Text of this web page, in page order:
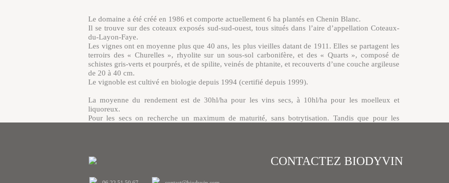
Le domaine a été créé en 1986 et comporte actuellement 6 ha plantés en Chenin Blanc.
Il se trouve sur des coteaux exposés sud-sud-ouest, tous situés dans l’aire d’appellation Coteaux-
du-Layon-Faye.
Les vignes ont en moyenne plus que 40 ans, les plus vieilles datant de 1911. Elles se partagent les
terroirs des « Churelles », rhyolite sur un sous-sol carbonifère, et des « Quarts », composé de
schistes gris-verts et pourprés, et de spilite, veinés de phtanite, et recouverts d’une couche argileuse
de 20 à 40 cm.
Le vignoble est cultivé en biologie depuis 1994 (certifié depuis 1999).
La moyenne du rendement est de 30hl/ha pour les vins secs, à 10hl/ha pour les moelleux et
liquoreux.
Pour les secs on recherche un maximum de maturité, sans botrytisation. Tandis que pour les
Suit un pressurage lent (min. 24h) dans des petits pressoirs verticaux.CONTACTEZ BIODYVIN